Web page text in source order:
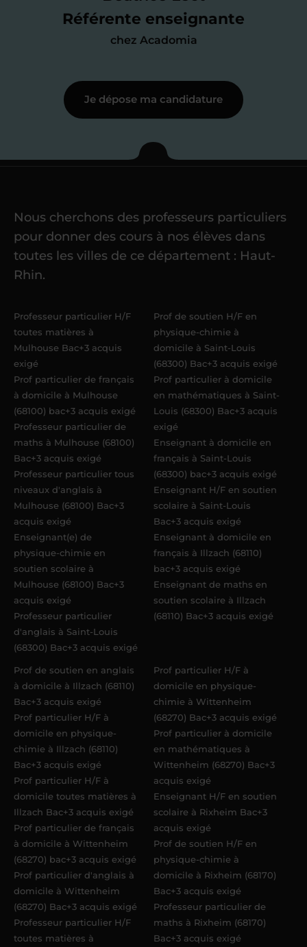
Référente enseignante
chez Acadomia
me mettre à jour au besoin) et
j’échange en direct avec un chargé de
Étape 3
Je commence mes
Une fois ma candidature validée,mon
référent me confie mes premiers
élèvesdans un délai de6 jours
maximum
Je dépose ma candidature
Nous cherchons des professeurs particuliers
pour donner des cours à nos élèves dans
toutes les villes de ce département : Haut-
Rhin.
Professeur particulier H/F
toutes matières à
Mulhouse Bac+3 acquis
exigé
Prof particulier de français
à domicile à Mulhouse
(68100) bac+3 acquis exigé
Professeur particulier de
maths à Mulhouse (68100)
Bac+3 acquis exigé
Professeur particulier tous
niveaux d'anglais à
Mulhouse (68100) Bac+3
acquis exigé
Enseignant(e) de
physique-chimie en
soutien scolaire à
Mulhouse (68100) Bac+3
acquis exigé
Professeur particulier
d'anglais à Saint-Louis
(68300) Bac+3 acquis exigé
Prof de soutien H/F en
physique-chimie à
domicile à Saint-Louis
(68300) Bac+3 acquis exigé
Prof particulier à domicile
en mathématiques à Saint-
Louis (68300) Bac+3 acquis
exigé
Enseignant à domicile en
français à Saint-Louis
(68300) bac+3 acquis exigé
Enseignant H/F en soutien
scolaire à Saint-Louis
Bac+3 acquis exigé
Enseignant à domicile en
français à Illzach (68110)
bac+3 acquis exigé
Enseignant de maths en
soutien scolaire à Illzach
(68110) Bac+3 acquis exigé
Prof de soutien en anglais
à domicile à Illzach (68110)
Bac+3 acquis exigé
Prof particulier H/F à
domicile en physique-
chimie à Illzach (68110)
Bac+3 acquis exigé
Prof particulier H/F à
domicile toutes matières à
Illzach Bac+3 acquis exigé
Prof particulier de français
à domicile à Wittenheim
(68270) bac+3 acquis exigé
Prof particulier d'anglais à
domicile à Wittenheim
(68270) Bac+3 acquis exigé
Professeur particulier H/F
toutes matières à
Prof particulier H/F à
domicile en physique-
chimie à Wittenheim
(68270) Bac+3 acquis exigé
Prof particulier à domicile
en mathématiques à
Wittenheim (68270) Bac+3
acquis exigé
Enseignant H/F en soutien
scolaire à Rixheim Bac+3
acquis exigé
Prof de soutien H/F en
physique-chimie à
domicile à Rixheim (68170)
Bac+3 acquis exigé
Professeur particulier de
maths à Rixheim (68170)
Bac+3 acquis exigé